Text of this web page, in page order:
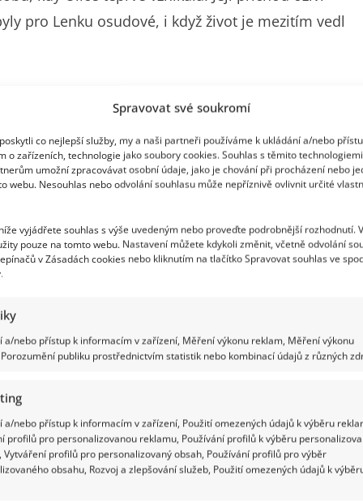
Spravovat své soukromí
co nejlepší služby, my a naši partneři používáme k ukládání a/nebo
o zařízeních, technologie jako soubory cookies. Souhlas s těmito
umožní zpracovávat osobní údaje, jako je chování při procházení nebo
webu. Nesouhlas nebo odvolání souhlasu může nepříznivě ovlivnit určité
vyjádřete souhlas s výše uvedeným nebo proveďte podrobnější rozhodnutí.
pouze na tomto webu. Nastavení můžete kdykoli změnit, včetně odvolání
v Zásadách cookies nebo kliknutím na tlačítko Spravovat souhlas ve
a/nebo přístup k informacím v zařízení, Měření výkonu reklam, Měření výkonu
publiku prostřednictvím statistik nebo kombinací údajů z různých
a/nebo přístup k informacím v zařízení, Použití omezených údajů k výběru
profilů pro personalizovanou reklamu, Používání profilů k výběru
Vytváření profilů pro personalizovaný obsah, Používání profilů pro výběr
obsahu, Rozvoj a zlepšování služeb, Použití omezených údajů k
pro Lenku osudové, i když život je mezitím vedl
Lenky Drápalové, která je spjata s jeho
je krásnej, já jsem to tady měla moc ráda.
na konkurzy, když se to dávalo dohromady a
Michaela Badinková v rozhovoru pro TV Nova a